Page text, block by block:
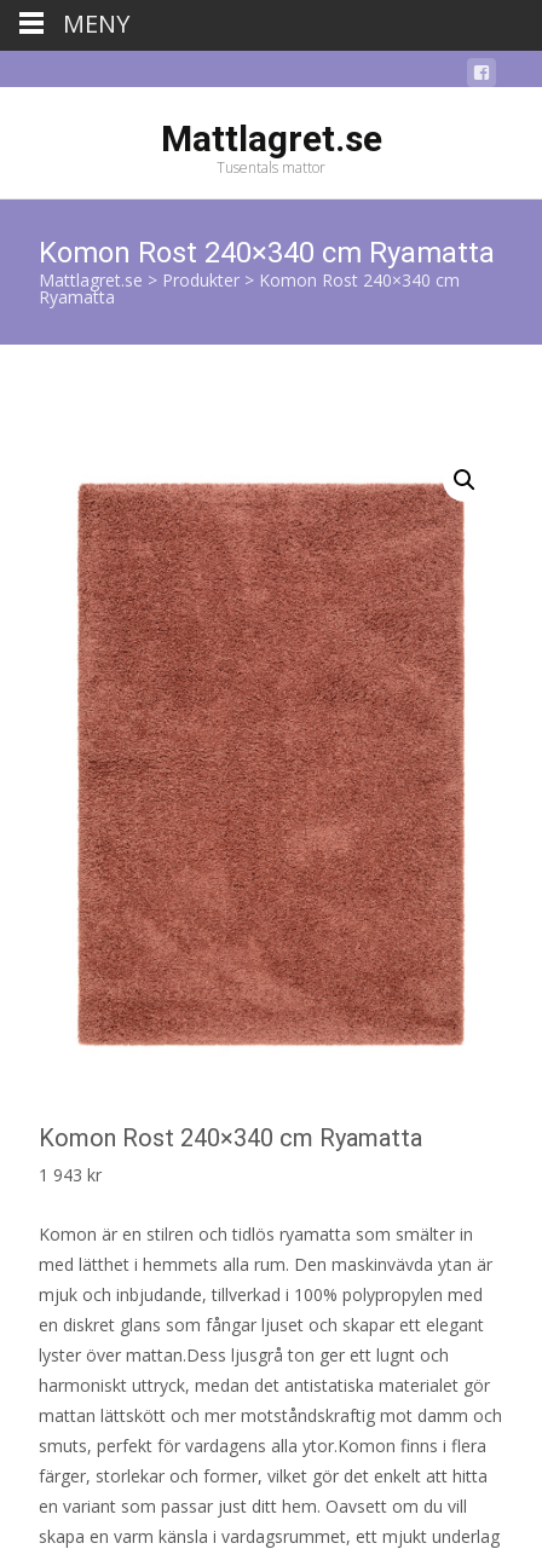
Mattlagret.se
Tusentals mattor
Komon Rost 240×340 cm Ryamatta
Mattlagret.se > Produkter > Komon Rost 240×340 cm
Ryamatta
Komon Rost 240×340 cm Ryamatta
1 943 kr
Komon är en stilren och tidlös ryamatta som smälter in
med lätthet i hemmets alla rum. Den maskinvävda ytan är
mjuk och inbjudande, tillverkad i 100% polypropylen med
en diskret glans som fångar ljuset och skapar ett elegant
lyster över mattan.Dess ljusgrå ton ger ett lugnt och
harmoniskt uttryck, medan det antistatiska materialet gör
mattan lättskött och mer motståndskraftig mot damm och
smuts, perfekt för vardagens alla ytor.Komon finns i flera
färger, storlekar och former, vilket gör det enkelt att hitta
en variant som passar just ditt hem. Oavsett om du vill
skapa en varm känsla i vardagsrummet, ett mjukt underlag
MENY